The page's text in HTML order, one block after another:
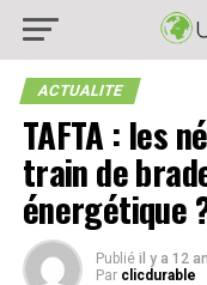
ACTUALITE
TAFTA : les
train de
énergétique
Publié il y a 12
Par clicdurable